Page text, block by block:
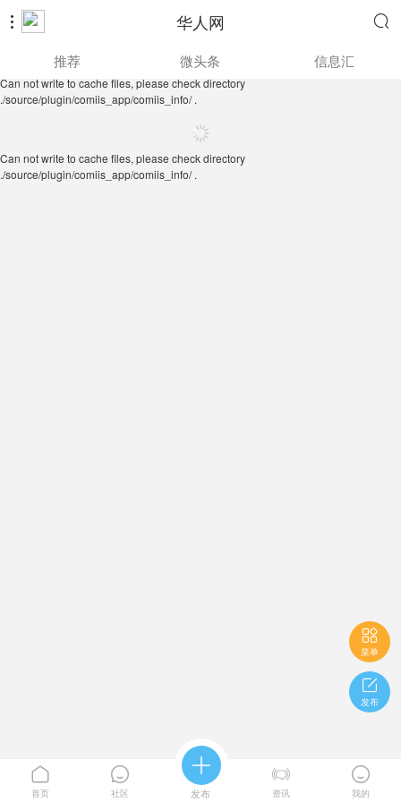
 华人网 
./source/plugin/comiis_app/comiis_info/ .
推荐 微头条 信息汇
Can not write to cache files, please check directory
./source/plugin/comiis_app/comiis_info/ .

菜单

发布

首页

社区

发布

资讯

我的
Can not write to cache files, please check directory
./source/plugin/comiis_app/comiis_info/ .